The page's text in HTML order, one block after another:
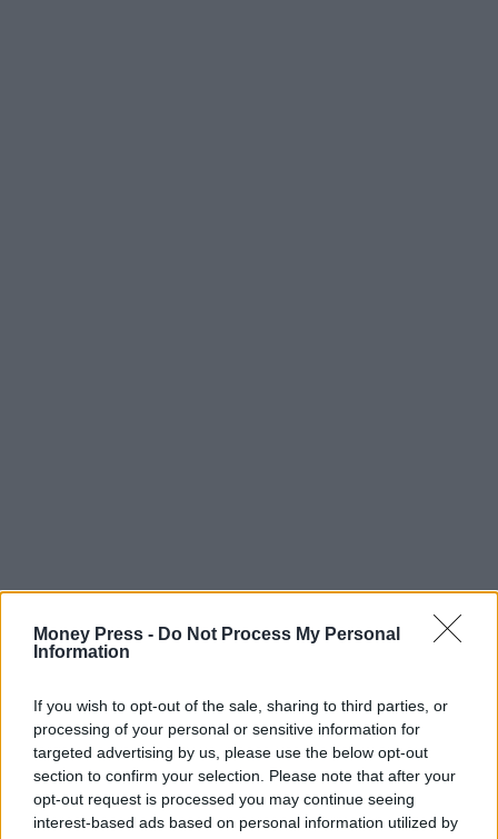
Money Press - Do Not Process My Personal
Information
If you wish to opt-out of the sale, sharing to third parties, or
processing of your personal or sensitive information for
targeted advertising by us, please use the below opt-out
section to confirm your selection. Please note that after your
opt-out request is processed you may continue seeing
interest-based ads based on personal information utilized by